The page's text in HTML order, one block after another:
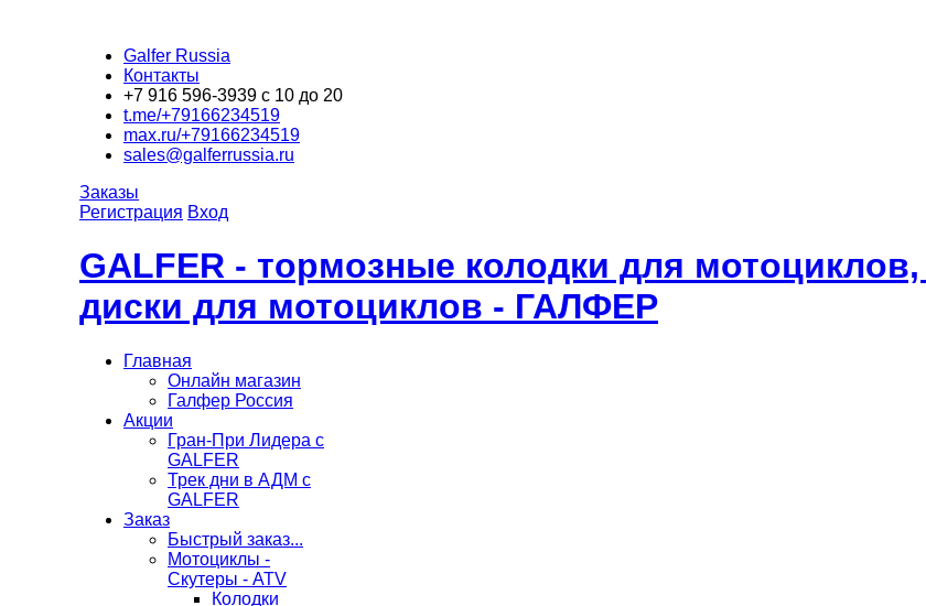
Galfer Russia
Контакты
+7 916 596-3939 с 10 до 20
t.me/+79166234519
max.ru/+79166234519
sales@galferrussia.ru
Заказы
Регистрация Вход
GALFER - тормозные колодки для
диски для мотоциклов - ГАЛФЕР
Главная
Онлайн магазин
Галфер Россия
Акции
Гран-При Лидера c
GALFER
Трек дни в АДМ с
GALFER
Заказ
Быстрый заказ...
Мотоциклы -
Скутеры - ATV
Колодки